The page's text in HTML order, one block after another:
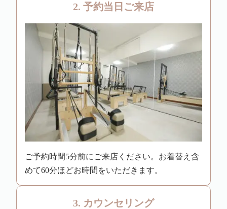
2. 予約当日ご来店
ご予約時間5分前にご来店ください。お着替え含
めて60分ほどお時間をいただきます。
3. カウンセリング